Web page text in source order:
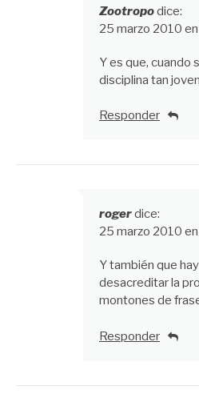
Zootropodice:
25 marzo 2010
Y es que, cuando
disciplina tan
Responder
rogerdice:
25 marzo 2010
Y también que
desacreditar la
montones de
Responder